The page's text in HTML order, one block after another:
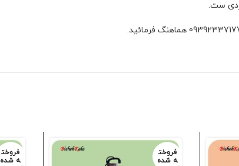
فروخت
ه شده
فروخت
ه شده